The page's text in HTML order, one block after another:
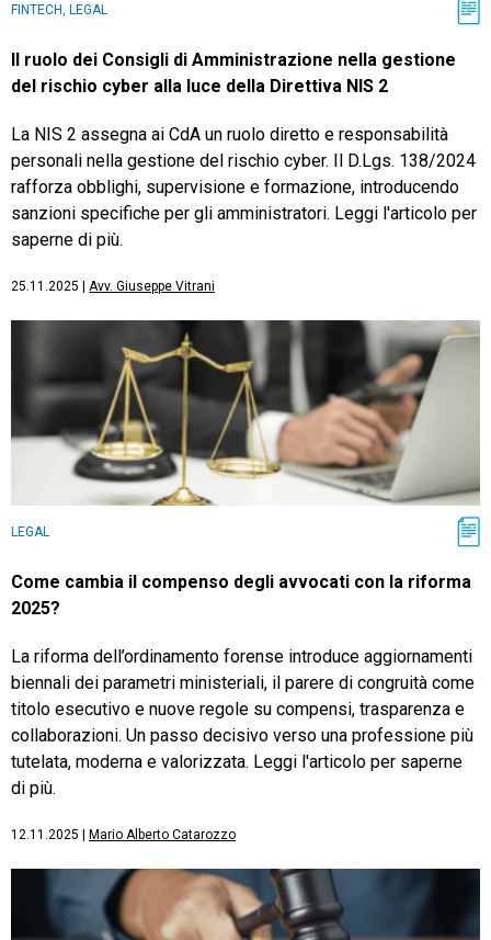
FINTECH, LEGAL
Il ruolo dei Consigli di Amministrazione nella gestione
del rischio cyber alla luce della Direttiva NIS 2
La NIS 2 assegna ai CdA un ruolo diretto e responsabilità
personali nella gestione del rischio cyber. Il D.Lgs. 138/2024
rafforza obblighi, supervisione e formazione, introducendo
sanzioni specifiche per gli amministratori. Leggi l'articolo per
saperne di più.
25.11.2025 Avv. Giuseppe Vitrani
LEGAL
Come cambia il compenso degli avvocati con la riforma
2025?
La riforma dell’ordinamento forense introduce aggiornamenti
biennali dei parametri ministeriali, il parere di congruità come
titolo esecutivo e nuove regole su compensi, trasparenza e
collaborazioni. Un passo decisivo verso una professione più
tutelata, moderna e valorizzata. Leggi l'articolo per saperne
di più.
12.11.2025 Mario Alberto Catarozzo